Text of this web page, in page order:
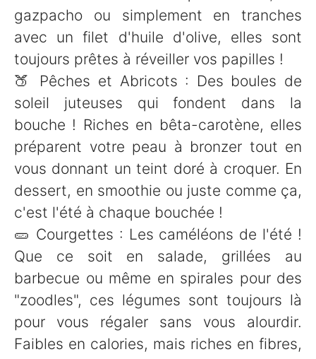
gazpacho ou simplement en tranches
avec un filet d'huile d'olive, elles sont
toujours prêtes à réveiller vos papilles !
🍑 Pêches et Abricots : Des boules de
soleil juteuses qui fondent dans la
bouche ! Riches en bêta-carotène, elles
préparent votre peau à bronzer tout en
vous donnant un teint doré à croquer. En
dessert, en smoothie ou juste comme ça,
c'est l'été à chaque bouchée !
🥒 Courgettes : Les caméléons de l'été !
Que ce soit en salade, grillées au
barbecue ou même en spirales pour des
"zoodles", ces légumes sont toujours là
pour vous régaler sans vous alourdir.
Faibles en calories, mais riches en fibres,